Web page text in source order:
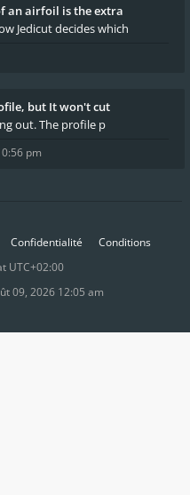
an airfoil is the extra
Jedicut decides which
but It won't cut
out. The profile p
pm
Confidentialité
Conditions
UTC+02:00
09, 2026 12:05 am